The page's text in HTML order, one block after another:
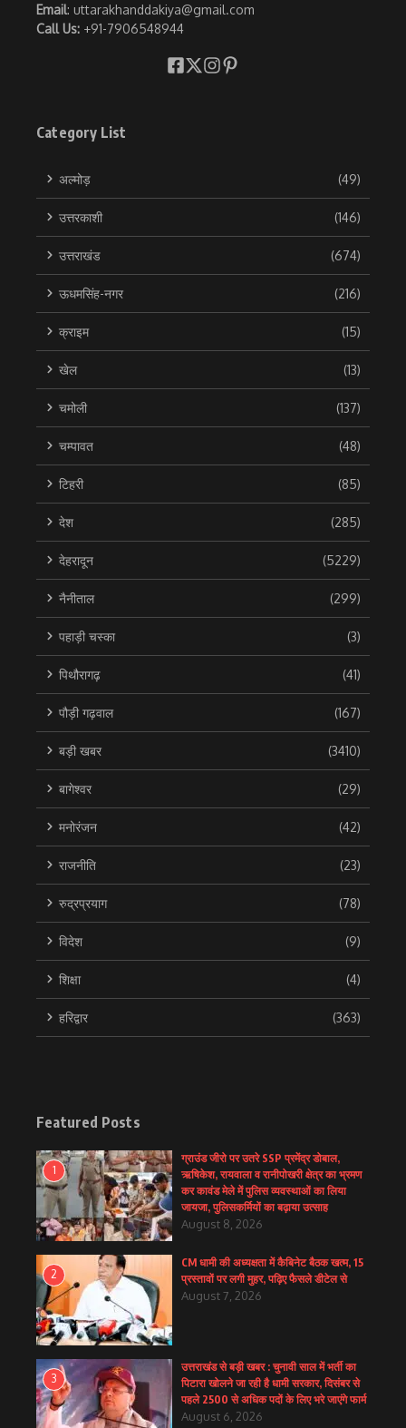
Email: uttarakhanddakiya@gmail.com
Call Us: +91-7906548944
Category List
अल्मोड़ (49)
उत्तरकाशी (146)
उत्तराखंड (674)
ऊधमसिंह-नगर (216)
क्राइम (15)
खेल (13)
चमोली (137)
चम्पावत (48)
टिहरी (85)
देश (285)
देहरादून (5229)
नैनीताल (299)
पहाड़ी चस्का (3)
पिथौरागढ़ (41)
पौड़ी गढ़वाल (167)
बड़ी खबर (3410)
बागेश्वर (29)
मनोरंजन (42)
राजनीति (23)
रुद्रप्रयाग (78)
विदेश (9)
शिक्षा (4)
हरिद्वार (363)
Featured Posts
1
ग्राउंड जीरो पर उतरे SSP प्रमेंद्र डोबाल,
ऋषिकेश, रायवाला व रानीपोखरी क्षेत्र का भ्रमण
कर कावंड मेले में पुलिस व्यवस्थाओं का लिया
जायजा, पुलिसकर्मियों का बढ़ाया उत्साह
August 8, 2026
2
CM धामी की अध्यक्षता में कैबिनेट बैठक खत्म, 15
प्रस्तावों पर लगी मुहर, पढ़िए फैसले डीटेल से
August 7, 2026
3
उत्तराखंड से बड़ी खबर : चुनावी साल में भर्ती का
पिटारा खोलने जा रही है धामी सरकार, दिसंबर से
पहले 2500 से अधिक पदों के लिए भरे जाएंगे फार्म
August 6, 2026